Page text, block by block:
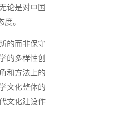
论是对中国
。
的而非保守
的多样性创
和方法上的
文化整体的
文化建设作